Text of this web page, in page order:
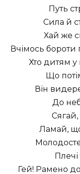
Путь
Сила й
Хай же
Вчімось бороти
Хто дитям
Що
Він
До
Сягай,
Ламай,
Гей! Рамено